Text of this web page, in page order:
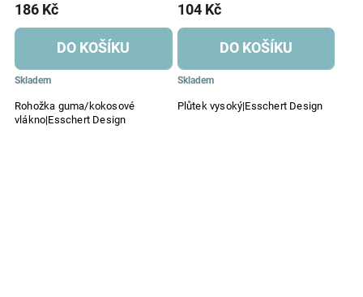
Rohožka guma/kokosové
vlákno|Esschert Design
Skladem
186 Kč
DO KOŠÍKU
Plůtek vysoký|Esschert Design
Skladem
104 Kč
DO KOŠÍKU